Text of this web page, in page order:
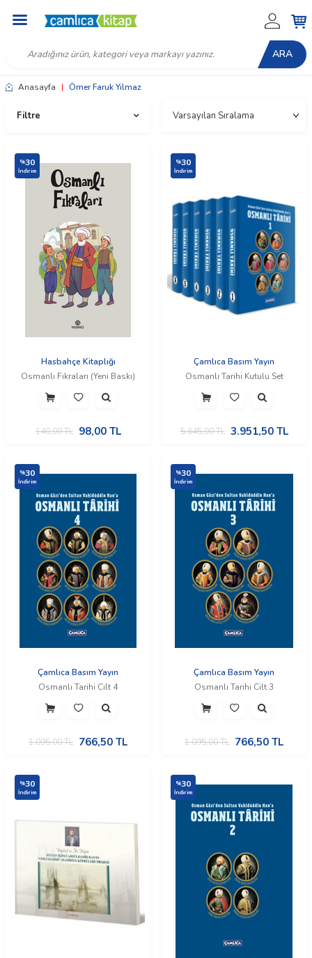
ARA
Anasayfa | Ömer Faruk Yılmaz
Filtre
%30
İndirim
Hasbahçe Kitaplığı
Osmanlı Fıkraları (Yeni Baskı)
140,00TL 98,00TL
%30
İndirim
Çamlıca Basım Yayın
Osmanlı Tarihi Kutulu Set
5.645,00TL 3.951,50TL
%30
İndirim
Çamlıca Basım Yayın
Osmanlı Tarihi Cilt 4
1.095,00TL 766,50 TL
%30
İndirim
Çamlıca Basım Yayın
Osmanlı Tarihi Cilt 3
1.095,00TL 766,50 TL
%30
İndirim
%30
İndirim